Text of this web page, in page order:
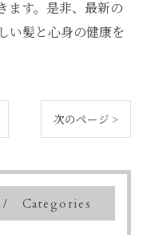
ます。是非、最新の
い髪と心身の健康を
次のページ >
Categories